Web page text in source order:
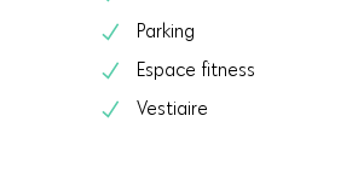
Parking
Espace fitness
Vestiaire